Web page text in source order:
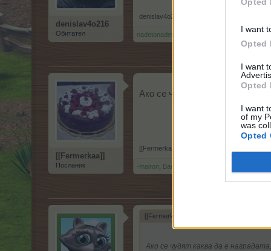
I want
Opted
I want
Opted
I want
of my
was
Opted
denislav4o216
Обитател
denislav4o216
nadetonadeto харесват това.
[[Fermerkaa]]
Посланик
Ако се чудят каква да е
[[Fermerkaa]]
-mairon Bamze
[[Fermerkaa]] каза:
Ако се чудят каква да е